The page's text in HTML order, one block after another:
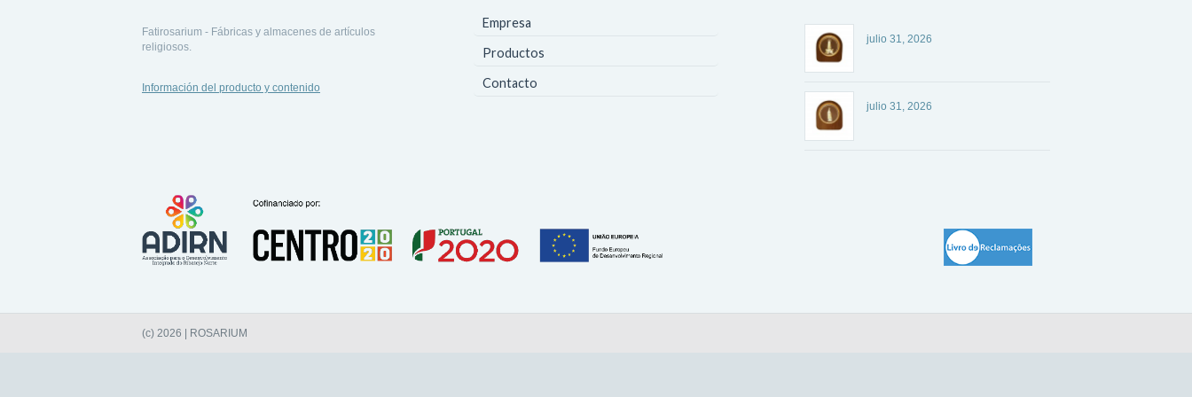
Fatirosarium - Fábricas y almacenes de artículos
religiosos.
Información del producto y contenido
Empresa
Productos
Contacto
julio 31, 2026
julio 31, 2026
(c) 2026 | ROSARIUM